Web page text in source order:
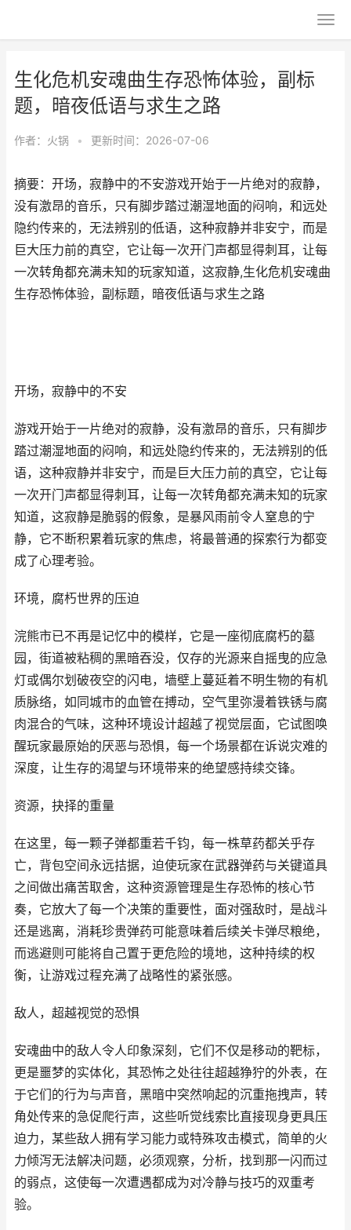
生化危机安魂曲生存恐怖体验，副标
题，暗夜低语与求生之路
作者： 火锅 • 更新时间：2026-07-06
摘要：开场，寂静中的不安游戏开始于一片绝对的寂静，
没有激昂的音乐，只有脚步踏过潮湿地面的闷响，和远处
隐约传来的，无法辨别的低语，这种寂静并非安宁，而是
巨大压力前的真空，它让每一次开门声都显得刺耳，让每
一次转角都充满未知的玩家知道，这寂静,生化危机安魂曲
生存恐怖体验，副标题，暗夜低语与求生之路
开场，寂静中的不安
游戏开始于一片绝对的寂静，没有激昂的音乐，只有脚步
踏过潮湿地面的闷响，和远处隐约传来的，无法辨别的低
语，这种寂静并非安宁，而是巨大压力前的真空，它让每
一次开门声都显得刺耳，让每一次转角都充满未知的玩家
知道，这寂静是脆弱的假象，是暴风雨前令人窒息的宁
静，它不断积累着玩家的焦虑，将最普通的探索行为都变
成了心理考验。
环境，腐朽世界的压迫
浣熊市已不再是记忆中的模样，它是一座彻底腐朽的墓
园，街道被粘稠的黑暗吞没，仅存的光源来自摇曳的应急
灯或偶尔划破夜空的闪电，墙壁上蔓延着不明生物的有机
质脉络，如同城市的血管在搏动，空气里弥漫着铁锈与腐
肉混合的气味，这种环境设计超越了视觉层面，它试图唤
醒玩家最原始的厌恶与恐惧，每一个场景都在诉说灾难的
深度，让生存的渴望与环境带来的绝望感持续交锋。
资源，抉择的重量
在这里，每一颗子弹都重若千钧，每一株草药都关乎存
亡，背包空间永远拮据，迫使玩家在武器弹药与关键道具
之间做出痛苦取舍，这种资源管理是生存恐怖的核心节
奏，它放大了每一个决策的重要性，面对强敌时，是战斗
还是逃离，消耗珍贵弹药可能意味着后续关卡弹尽粮绝，
而逃避则可能将自己置于更危险的境地，这种持续的权
衡，让游戏过程充满了战略性的紧张感。
敌人，超越视觉的恐惧
安魂曲中的敌人令人印象深刻，它们不仅是移动的靶标，
更是噩梦的实体化，其恐怖之处往往超越狰狞的外表，在
于它们的行为与声音，黑暗中突然响起的沉重拖拽声，转
角处传来的急促爬行声，这些听觉线索比直接现身更具压
迫力，某些敌人拥有学习能力或特殊攻击模式，简单的火
力倾泻无法解决问题，必须观察，分析，找到那一闪而过
的弱点，这使每一次遭遇都成为对冷静与技巧的双重考
验。